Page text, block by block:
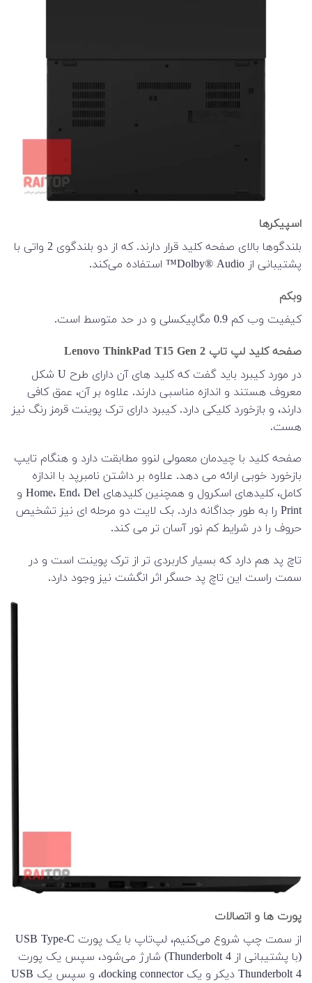
اسپیکرها
بلندگوها بالای صفحه کلید قرار دارند. که از دو بلندگوی 2 واتی با
پشتیبانی از Dolby® Audio™ استفاده می‌کند.
وبکم
کیفیت وب کم 0.9 مگاپیکسلی و در حد متوسط ​​است.
صفحه کلید لپ تاپ Lenovo ThinkPad T15 Gen 2
در مورد کیبرد باید گفت که کلید های آن دارای طرح U شکل
معروف هستند و اندازه مناسبی دارند. علاوه بر آن، عمق کافی
دارند، و بازخورد کلیکی دارد. کیبرد دارای ترک پوینت قرمز رنگ نیز
هست.
صفحه کلید با چیدمان معمولی لنوو مطابقت دارد و هنگام تایپ
بازخورد خوبی ارائه می دهد. علاوه بر داشتن نامبرپد با اندازه
کامل، کلیدهای اسکرول و همچنین کلیدهای Home، End، Del و
Print را به طور جداگانه دارد. بک لایت دو مرحله ای نیز تشخیص
حروف را در شرایط کم نور آسان تر می کند.
تاچ پد هم دارد که بسیار کاربردی تر از ترک پوینت است و در
سمت راست این تاچ پد حسگر اثر انگشت نیز وجود دارد.
پورت ها و اتصالات
از سمت چپ شروع می‌کنیم، لپ‌تاپ با یک پورت USB Type-C
(با پشتیبانی از Thunderbolt 4) شارژ می‌شود، سپس یک پورت
Thunderbolt 4 دیکر و یک docking connector، و سپس یک USB